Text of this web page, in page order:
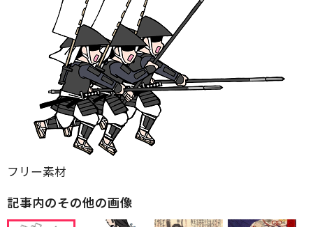
フリー素材
記事内のその他の画像